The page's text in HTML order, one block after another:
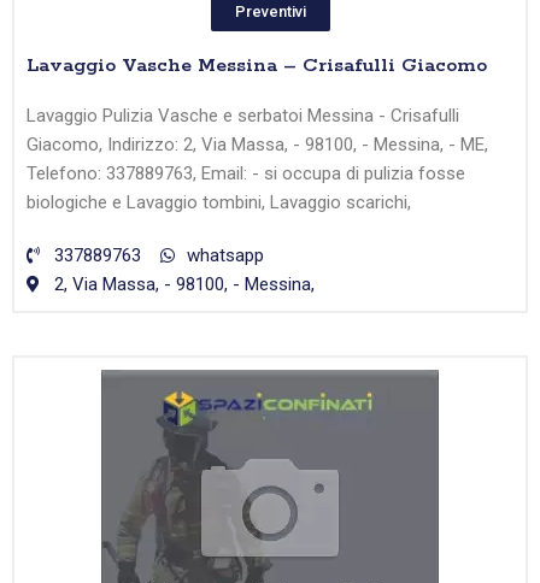
Preventivi
Lavaggio Vasche Messina – Crisafulli Giacomo
Lavaggio Pulizia Vasche e serbatoi Messina - Crisafulli
Giacomo, Indirizzo: 2, Via Massa, - 98100, - Messina, - ME,
Telefono: 337889763, Email: - si occupa di pulizia fosse
biologiche e Lavaggio tombini, Lavaggio scarichi,
337889763
whatsapp
2, Via Massa, - 98100, - Messina,